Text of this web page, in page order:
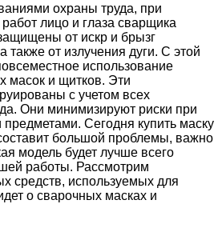
охраны труда, при
лицо и глаза сварщика
от искр и брызг
также от излучения дуги. С этой
использование
масок и щитков. Эти
с учетом всех
Они минимизируют риски при
Сегодня купить маску
большой проблемы, важно
модель будет лучше всего
работы. Рассмотрим
средств, используемых для
о сварочных масках и